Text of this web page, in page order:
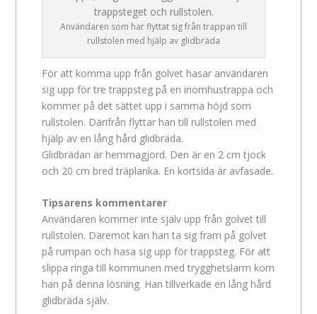
Användaren som har flyttat sig från trappan till
rullstolen med hjälp av glidbräda
För att komma upp från golvet hasar användaren
sig upp för tre trappsteg på en inomhustrappa och
kommer på det sättet upp i samma höjd som
rullstolen. Därifrån flyttar han till rullstolen med
hjälp av en lång hård glidbräda.
Glidbrädan är hemmagjord. Den är en 2 cm tjock
och 20 cm bred träplanka. En kortsida är avfasade.
Tipsarens kommentarer
Användaren kommer inte själv upp från golvet till
rullstolen. Däremot kan han ta sig fram på golvet
på rumpan och hasa sig upp för trappsteg. För att
slippa ringa till kommunen med trygghetslarm kom
han på denna lösning. Han tillverkade en lång hård
glidbräda själv.